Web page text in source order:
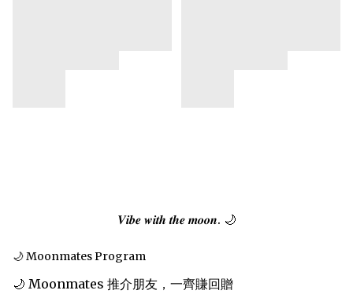
𝑽𝒊𝒃𝒆 𝒘𝒊𝒕𝒉 𝒕𝒉𝒆 𝒎𝒐𝒐𝒏. 🌙
🌙 Moonmates Program
🌙 Moonmates 推介朋友，一齊賺回贈